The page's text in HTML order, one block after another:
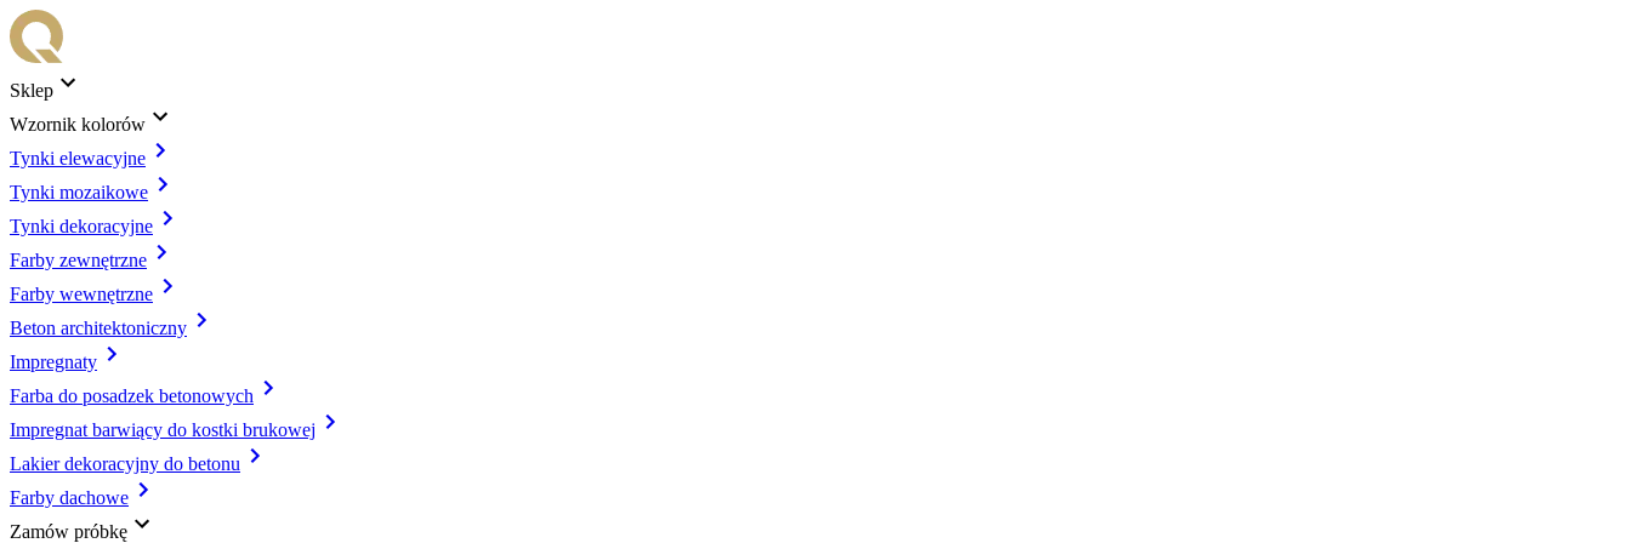
Sklep
Wzornik kolorów
Tynki elewacyjne
Tynki mozaikowe
Tynki dekoracyjne
Farby zewnętrzne
Farby wewnętrzne
Beton architektoniczny
Impregnaty
Farba do posadzek betonowych
Impregnat barwiący do kostki brukowej
Lakier dekoracyjny do betonu
Farby dachowe
Zamów próbkę